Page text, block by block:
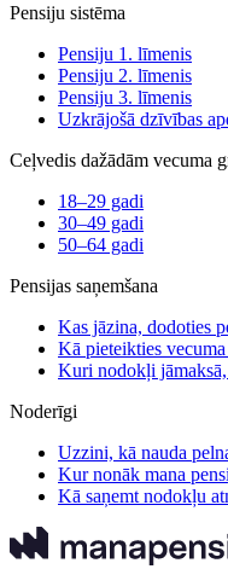
Pensiju sistēma
Pensiju 1. līmenis
Pensiju 2. līmenis
Pensiju 3. līmenis
Uzkrājošā dzīvības
Ceļvedis dažādām vecuma
18–29 gadi
30–49 gadi
50–64 gadi
Pensijas saņemšana
Kas jāzina, dodoties
Kā pieteikties vecuma
Kuri nodokļi
Noderīgi
Uzzini, kā nauda
Kur nonāk mana
Kā saņemt nodokļu